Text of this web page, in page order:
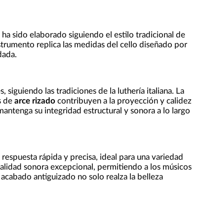
sido elaborado siguiendo el estilo tradicional de
replica las medidas del cello diseñado por
siguiendo las tradiciones de la luthería italiana. La
de arce rizadocontribuyen a la proyección y calidez
su integridad estructural y sonora a lo largo
rápida y precisa, ideal para una variedad
sonora excepcional, permitiendo a los músicos
antiguizado no solo realza la belleza